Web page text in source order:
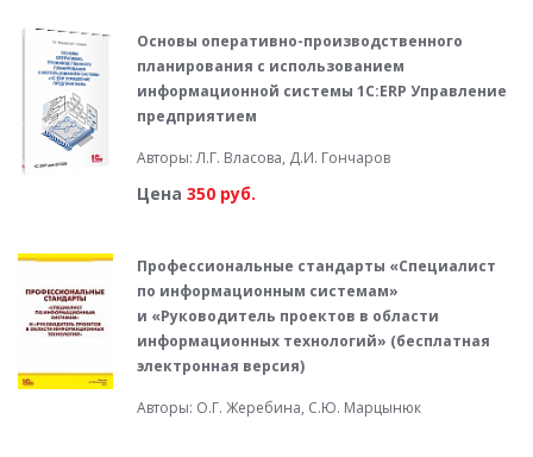
Основы оперативно-производственного
планирования с использованием
информационной системы 1С:ERP Управление
предприятием
Авторы: Л.Г. Власова, Д.И. Гончаров
Цена 350 руб.
Профессиональные стандарты «Специалист
по информационным системам»
и «Руководитель проектов в области
информационных технологий» (бесплатная
электронная версия)
Авторы: О.Г. Жеребина, С.Ю. Марцынюк